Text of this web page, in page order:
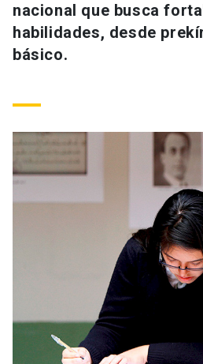
Futuros estudiantes
Estudiantes
Personal
Alumni launch
launch
Go to english site
ACCESOS DIRECTOS
Correo UC
Biblioteca launch
nacional que busca
habilidades, desde
básico.